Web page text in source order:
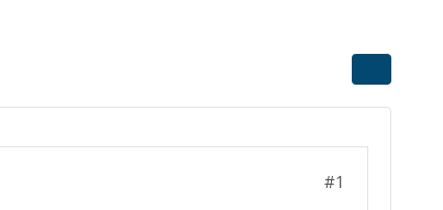
#1